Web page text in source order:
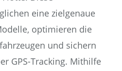
eine zielgenaue
optimieren die
und sichern
GPS-Tracking. Mithilfe